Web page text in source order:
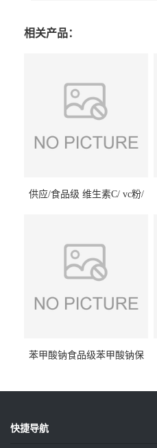
相关产品：
供应/食品级 维生素C/ vc粉/
苯甲酸钠食品级苯甲酸钠保
快捷导航